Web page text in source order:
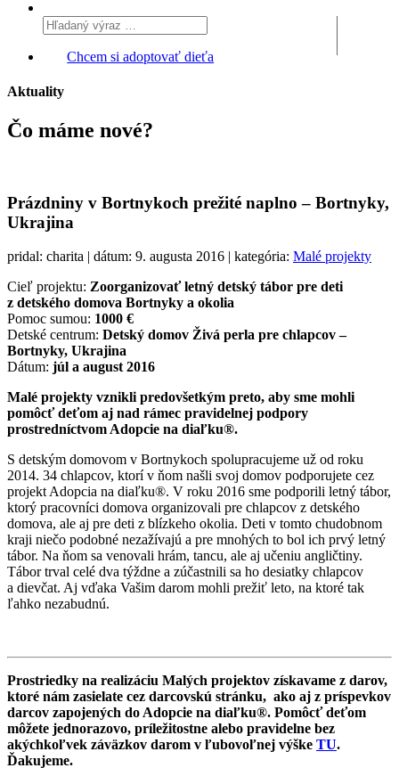
Chcem si adoptovať dieťa
Aktuality
Čo máme nové?
Prázdniny v Bortnykoch prežité naplno – Bortnyky,
Ukrajina
pridal: charita | dátum: 9. augusta 2016 | kategória: Malé projekty
Cieľ projektu: Zoorganizovať letný detský tábor pre deti
z detského domova Bortnyky a okolia
Pomoc sumou: 1000 €
Detské centrum: Detský domov Živá perla pre chlapcov –
Bortnyky, Ukrajina
Dátum: júl a august 2016
Malé projekty vznikli predovšetkým preto, aby sme mohli
pomôcť deťom aj nad rámec pravidelnej podpory
prostredníctvom Adopcie na diaľku®.
S detským domovom v Bortnykoch spolupracujeme už od roku
2014. 34 chlapcov, ktorí v ňom našli svoj domov podporujete cez
projekt Adopcia na diaľku®. V roku 2016 sme podporili letný tábor,
ktorý pracovníci domova organizovali pre chlapcov z detského
domova, ale aj pre deti z blízkeho okolia. Deti v tomto chudobnom
kraji niečo podobné nezažívajú a pre mnohých to bol ich prvý letný
tábor. Na ňom sa venovali hrám, tancu, ale aj učeniu angličtiny.
Tábor trval celé dva týždne a zúčastnili sa ho desiatky chlapcov
a dievčat. Aj vďaka Vašim darom mohli prežiť leto, na ktoré tak
ľahko nezabudnú.
Prostriedky na realizáciu Malých projektov získavame z darov,
ktoré nám zasielate cez darcovskú stránku, ako aj z príspevkov
darcov zapojených do Adopcie na diaľku®. Pomôcť deťom
môžete jednorazovo, príležitostne alebo pravidelne bez
akýchkoľvek záväzkov darom v ľubovoľnej výške TU.
Ďakujeme.